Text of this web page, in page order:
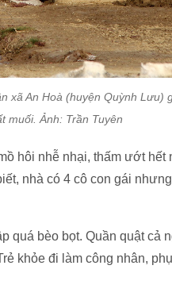
xã An Hoà (huyện Quỳnh Lưu)
muối. Ảnh: Trần Tuyên
hôi nhễ nhại, thấm ướt hết
nhà có 4 cô con gái
quá bèo bọt. Quần quật cả
khỏe đi làm công nhân,